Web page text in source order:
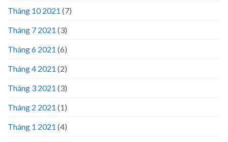
Tháng 10 2021 (7)
Tháng 7 2021 (3)
Tháng 6 2021 (6)
Tháng 4 2021 (2)
Tháng 3 2021 (3)
Tháng 2 2021 (1)
Tháng 1 2021 (4)